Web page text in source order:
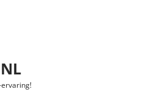
ervaring!